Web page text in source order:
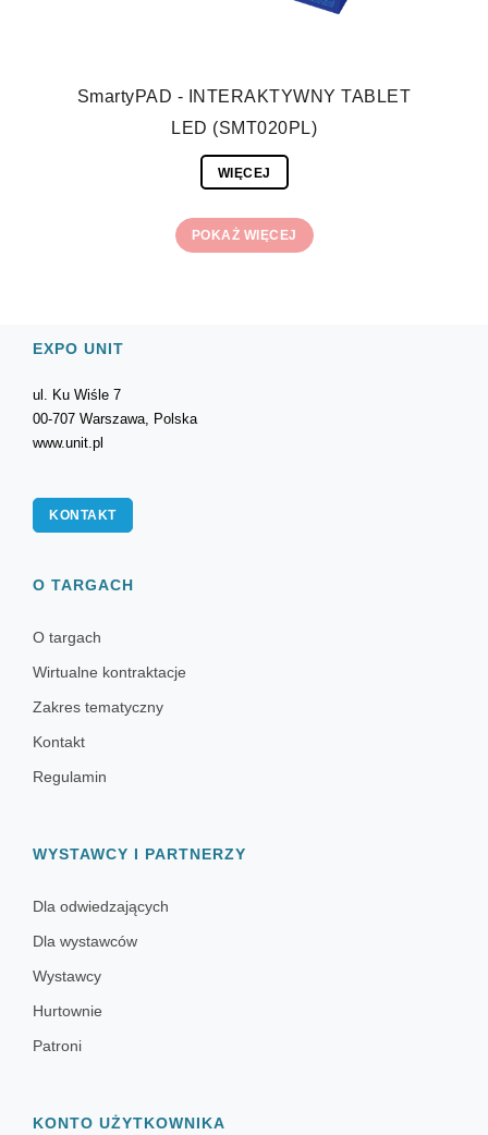
SmartyPAD - INTERAKTYWNY TABLET
LED (SMT020PL)
WIĘCEJ
POKAŻ WIĘCEJ
EXPO UNIT
ul. Ku Wiśle 7
00-707 Warszawa, Polska
www.unit.pl
KONTAKT
O TARGACH
O targach
Wirtualne kontraktacje
Zakres tematyczny
Kontakt
Regulamin
WYSTAWCY I PARTNERZY
Dla odwiedzających
Dla wystawców
Wystawcy
Hurtownie
Patroni
KONTO UŻYTKOWNIKA